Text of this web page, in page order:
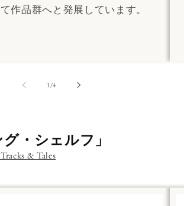
作品群へと発展しています。
1/の
4
グ・シェルフ」
& Tales